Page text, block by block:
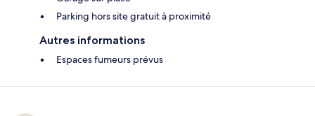
Parking hors site gratuit à proximité
Autres informations
Espaces fumeurs prévus